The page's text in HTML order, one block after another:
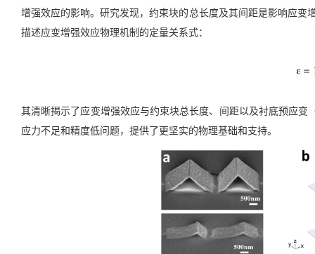
增强效应的影响。研究发现，约束块的总长度及其间距是影响应
描述应变增强效应物理机制的定量关系式：
其清晰揭示了应变增强效应与约束块总长度、间距以及衬底预应变
应力不足和精度低问题，提供了更坚实的物理基础和支持。